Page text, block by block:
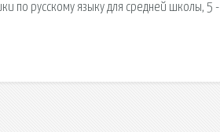
по русскому языку для средней школы, 5 -